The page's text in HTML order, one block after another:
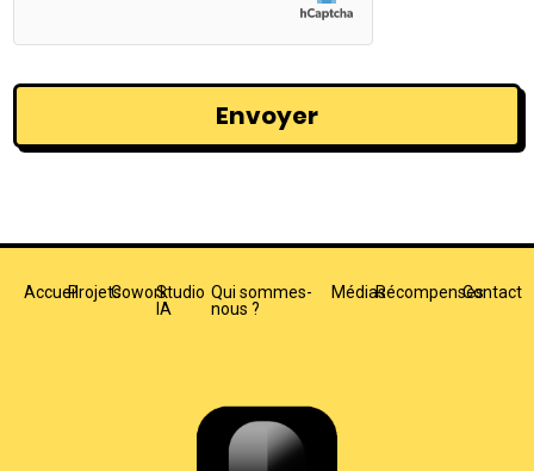
AccueilProjetsCoworkStudio
IA
Qui sommes-
nous ?
MédiasRécompensesContact